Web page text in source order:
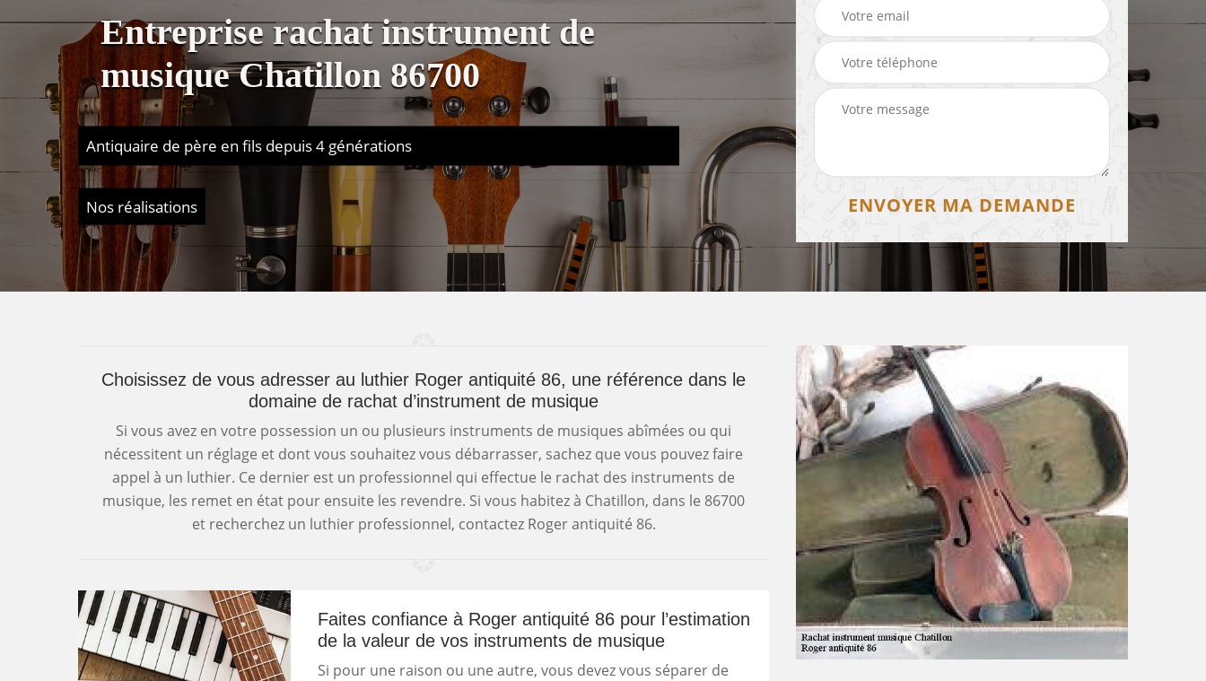
Entreprise rachat instrument de
musique Chatillon 86700
Antiquaire de père en fils depuis 4 générations
Nos réalisations
Choisissez de vous adresser au luthier Roger antiquité 86, une référence dans le
domaine de rachat d’instrument de musique
Si vous avez en votre possession un ou plusieurs instruments de musiques abîmées ou qui
nécessitent un réglage et dont vous souhaitez vous débarrasser, sachez que vous pouvez faire
appel à un luthier. Ce dernier est un professionnel qui effectue le rachat des instruments de
musique, les remet en état pour ensuite les revendre. Si vous habitez à Chatillon, dans le 86700
et recherchez un luthier professionnel, contactez Roger antiquité 86.
Faites confiance à Roger antiquité 86 pour l’estimation
de la valeur de vos instruments de musique
Si pour une raison ou une autre, vous devez vous séparer de